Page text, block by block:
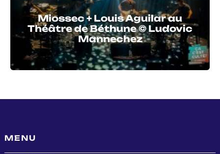
Miossec + Louis Aguilar au
Théâtre de Béthune © Ludovic
Mannechez
MENU